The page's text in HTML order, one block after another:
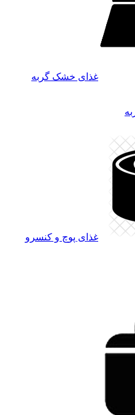
غذای خشک گربه
غذای پوچ و کنسرو